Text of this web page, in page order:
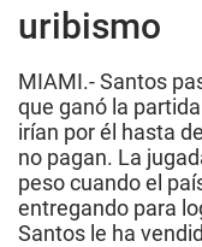
uribismo
MIAMI.- Santos
que ganó la
irían por él hasta
no pagan. La
peso cuando el
entregando para
Santos le ha